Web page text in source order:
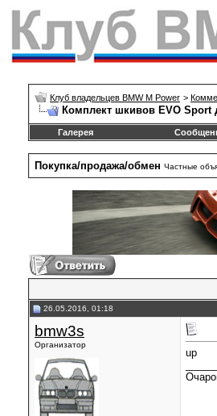
Клуб владельцев BMW M Power >
Комплект шкивов EVO Sport
Галерея
Покупка/продажа/обмен Частные
26.05.2016, 01:18
bmw3s
Организатор
up